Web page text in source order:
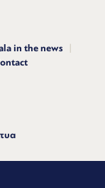
in the news